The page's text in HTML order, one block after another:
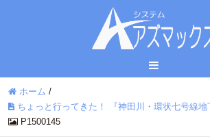
ホーム /
ちょっと行ってきた！ 『神田川・環状七号線地
P1500145